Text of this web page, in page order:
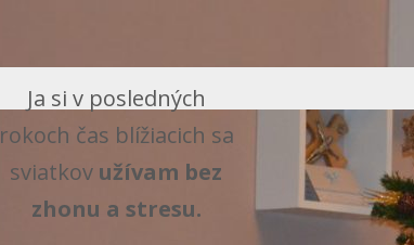
Ja si v posledných
rokoch čas blížiacich sa
sviatkov užívam bez
zhonu a stresu.